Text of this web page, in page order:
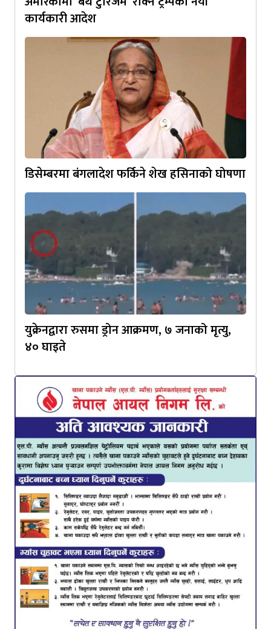
कार्यकारी आदेश
डिसेम्बरमा बंगलादेश फर्किने शेख हसिनाको घोषणा
युक्रेनद्वारा रुसमा ड्रोन आक्रमण, ७ जनाको मृत्यु,
४० घाइते